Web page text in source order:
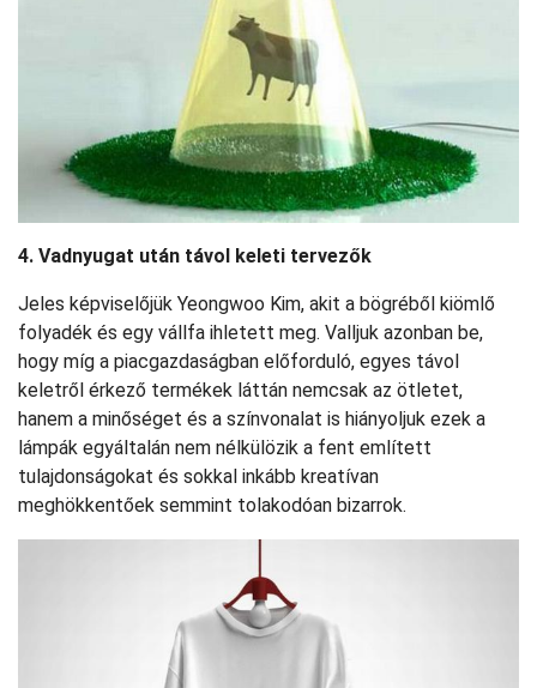
4. Vadnyugat után távol keleti tervezők
Jeles képviselőjük Yeongwoo Kim, akit a bögréből kiömlő
folyadék és egy vállfa ihletett meg. Valljuk azonban be,
hogy míg a piacgazdaságban előforduló, egyes távol
keletről érkező termékek láttán nemcsak az ötletet,
hanem a minőséget és a színvonalat is hiányoljuk ezek a
lámpák egyáltalán nem nélkülözik a fent említett
tulajdonságokat és sokkal inkább kreatívan
meghökkentőek semmint tolakodóan bizarrok.